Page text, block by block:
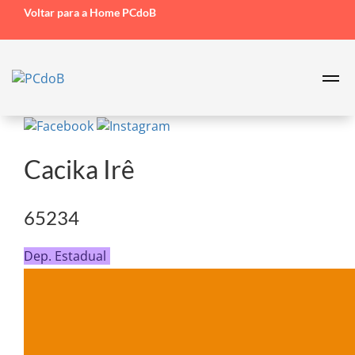
Voltar para a Home PCdoB
Cacika Irê
65234
Dep. Estadual